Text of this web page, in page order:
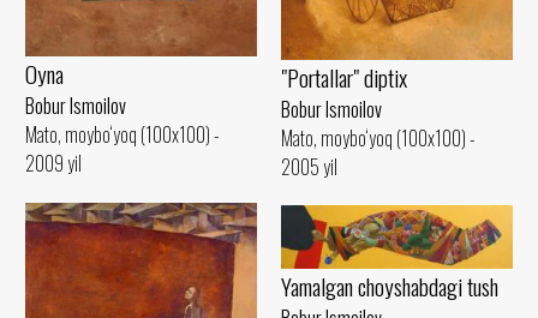
"Portallar" diptix
Bobur Ismoilov
Mato, moybo‘yoq (100x100) -
2005 yil
Oyna
Bobur Ismoilov
Mato, moybo‘yoq (100x100) -
2009 yil
Yamalgan choyshabdagi tush